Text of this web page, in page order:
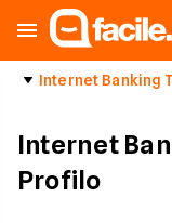
Internet Banking
Internet
Profilo